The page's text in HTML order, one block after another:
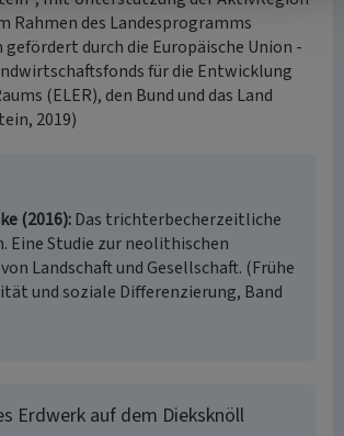
Rahmen des Landesprogramms
durch die Europäische Union -
für die Entwicklung
(ELER), den Bund und das Land
2019)
(2016) Das trichterbecherzeitliche
Eine Studie zur neolithischen
Landschaft und Gesellschaft. (Frühe
und soziale Differenzierung, Band
Erdwerk auf dem Dieksknöll